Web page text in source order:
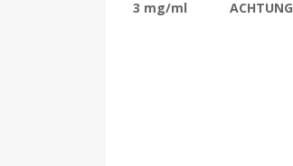
3 mg/ml ACHTUNG